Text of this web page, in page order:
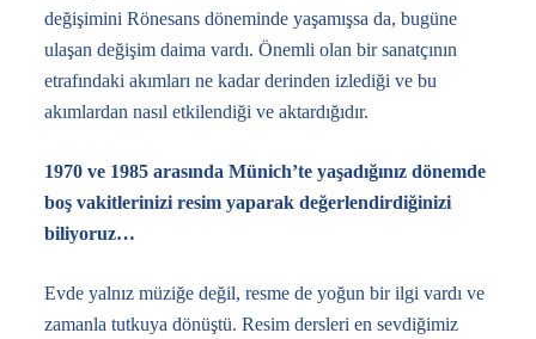
değişimini Rönesans döneminde yaşamışsa da, bugüne
ulaşan değişim daima vardı. Önemli olan bir sanatçının
etrafındaki akımları ne kadar derinden izlediği ve bu
akımlardan nasıl etkilendiği ve aktardığıdır.
1970 ve 1985 arasında Münich’te yaşadığınız dönemde
boş vakitlerinizi resim yaparak değerlendirdiğinizi
biliyoruz…
Evde yalnız müziğe değil, resme de yoğun bir ilgi vardı ve
zamanla tutkuya dönüştü. Resim dersleri en sevdiğimiz